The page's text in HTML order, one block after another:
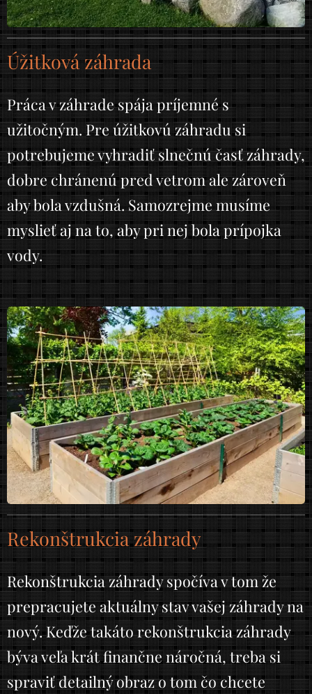
Úžitková záhrada
Práca v záhrade spája príjemné s
užitočným. Pre úžitkovú záhradu si
potrebujeme vyhradiť slnečnú časť záhrady,
dobre chránenú pred vetrom ale zároveň
aby bola vzdušná. Samozrejme musíme
myslieť aj na to, aby pri nej bola prípojka
vody.
Rekonštrukcia záhrady
Rekonštrukcia záhrady spočíva v tom že
prepracujete aktuálny stav vašej záhrady na
nový. Keďže takáto rekonštrukcia záhrady
býva veľa krát finančne náročná, treba si
spraviť detailný obraz o tom čo chcete